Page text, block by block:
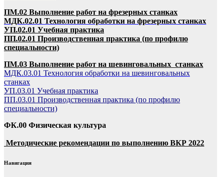
ПМ.02 Выполнение работ на фрезерных станках
МДК.02.01 Технология обработки на фрезерных станках
УП.02.01 Учебная практика
ПП.02.01 Производственная практика (по профилю
специальности)
ПМ.03 Выполнение работ на шевинговальных станках
МДК.03.01 Технология обработки на шевинговальных
станках
УП.03.01 Учебная практика
ПП.03.01 Производственная практика (по профилю
специальности)
ФК.00 Физическая культура
Методические рекомендации по выполнению ВКР 2022
Навигация